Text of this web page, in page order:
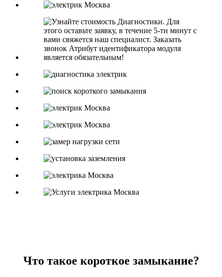
Что такое короткое замыкание?